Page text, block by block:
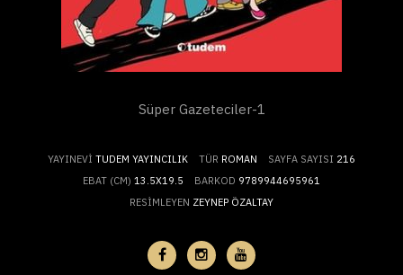
Süper Gazeteciler-1
YAYINEVI TUDEM YAYINCILIK TÜR ROMAN SAYFA SAYISI 216
EBAT (CM) 13.5X19.5 BARKOD 9789944695961
RESIMLEYEN ZEYNEP ÖZALTAY